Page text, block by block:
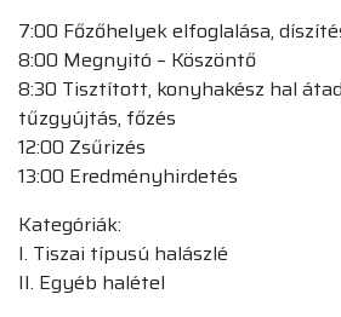
7:00 Főzőhelyek elfoglalása,
8:00 Megnyitó – Köszöntő
8:30 Tisztított, konyhakész hal
tűzgyújtás, főzés
12:00 Zsűrizés
13:00 Eredményhirdetés
Kategóriák:
I. Tiszai típusú halászlé
II. Egyéb halétel